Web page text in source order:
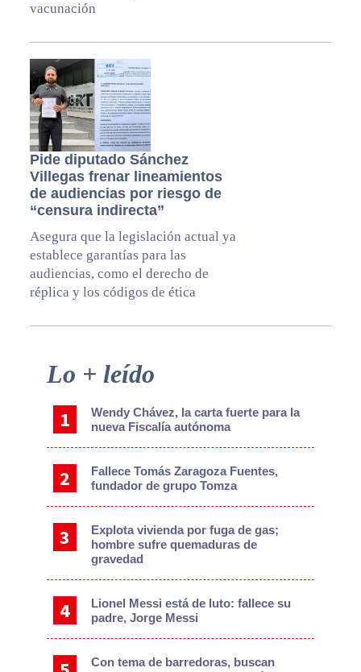
vacunación
Pide diputado Sánchez
Villegas frenar lineamientos
de audiencias por riesgo de
“censura indirecta”
Asegura que la legislación actual ya
establece garantías para las
audiencias, como el derecho de
réplica y los códigos de ética
Primary
Lo + leído
Wendy Chávez, la carta fuerte para la
nueva Fiscalía autónoma
Fallece Tomás Zaragoza Fuentes,
fundador de grupo Tomza
Explota vivienda por fuga de gas;
hombre sufre quemaduras de
gravedad
Lionel Messi está de luto: fallece su
padre, Jorge Messi
Con tema de barredoras, buscan